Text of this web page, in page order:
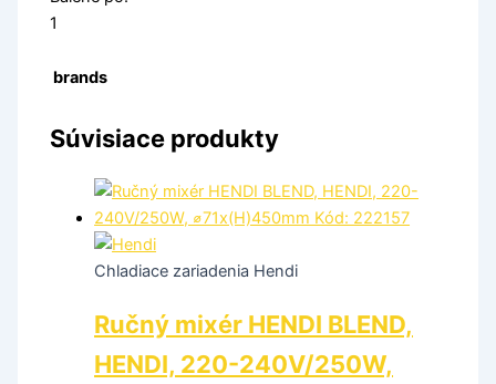
1
brands
Súvisiace produkty
Chladiace zariadenia Hendi
Ručný mixér HENDI BLEND,
HENDI, 220-240V/250W,